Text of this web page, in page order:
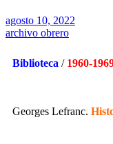
agosto 10, 2022
archivo obrero
Biblioteca / 1960-
Georges Lefranc.